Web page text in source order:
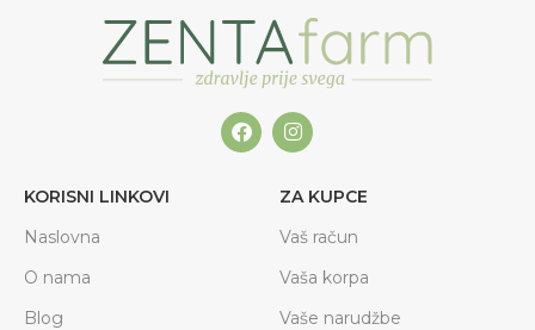
KORISNI LINKOVI
Naslovna
O nama
Blog
ZA KUPCE
Vaš račun
Vaša korpa
Vaše narudžbe